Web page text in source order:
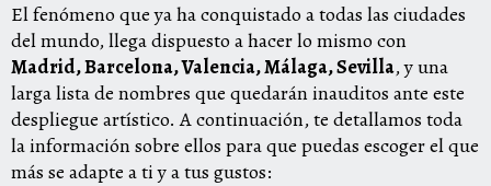
El fenómeno que ya ha conquistado a todas las ciudades
del mundo, llega dispuesto a hacer lo mismo con
Madrid, Barcelona, Valencia, Málaga, Sevilla, y una
larga lista de nombres que quedarán inauditos ante este
despliegue artístico.A continuación, te detallamos toda
la información sobre ellos para que puedas escoger el que
más se adapte a ti y a tus gustos: